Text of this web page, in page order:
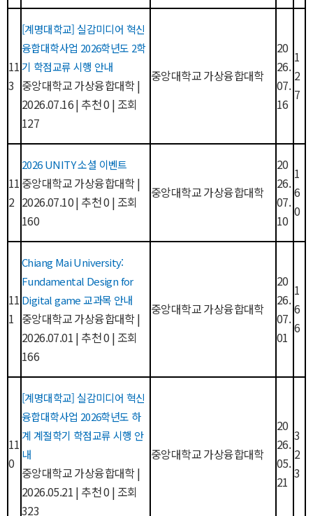
11
3
[계명대학교] 실감미디어 혁신
융합대학사업 2026학년도 2학
기 학점교류 시행 안내
중앙대학교 가상융합대학|
2026.07.16| 추천 0 | 조회
127
중앙대학교 가상융합대학
20
26.
07.
16
1
2
7
11
2
2026 UNITY 소셜 이벤트
중앙대학교 가상융합대학|
2026.07.10| 추천 0 | 조회
160
중앙대학교 가상융합대학
20
26.
07.
10
1
6
0
11
1
Chiang Mai University:
Fundamental Design for
Digital game 교과목 안내
중앙대학교 가상융합대학|
2026.07.01 | 추천 0 | 조회
166
중앙대학교 가상융합대학
20
26.
07.
01
1
6
6
11
0
[계명대학교] 실감미디어 혁신
융합대학사업 2026학년도 하
계 계절학기 학점교류 시행 안
내
중앙대학교 가상융합대학|
2026.05.21 | 추천 0 | 조회
323
중앙대학교 가상융합대학
20
26.
05.
21
3
2
3